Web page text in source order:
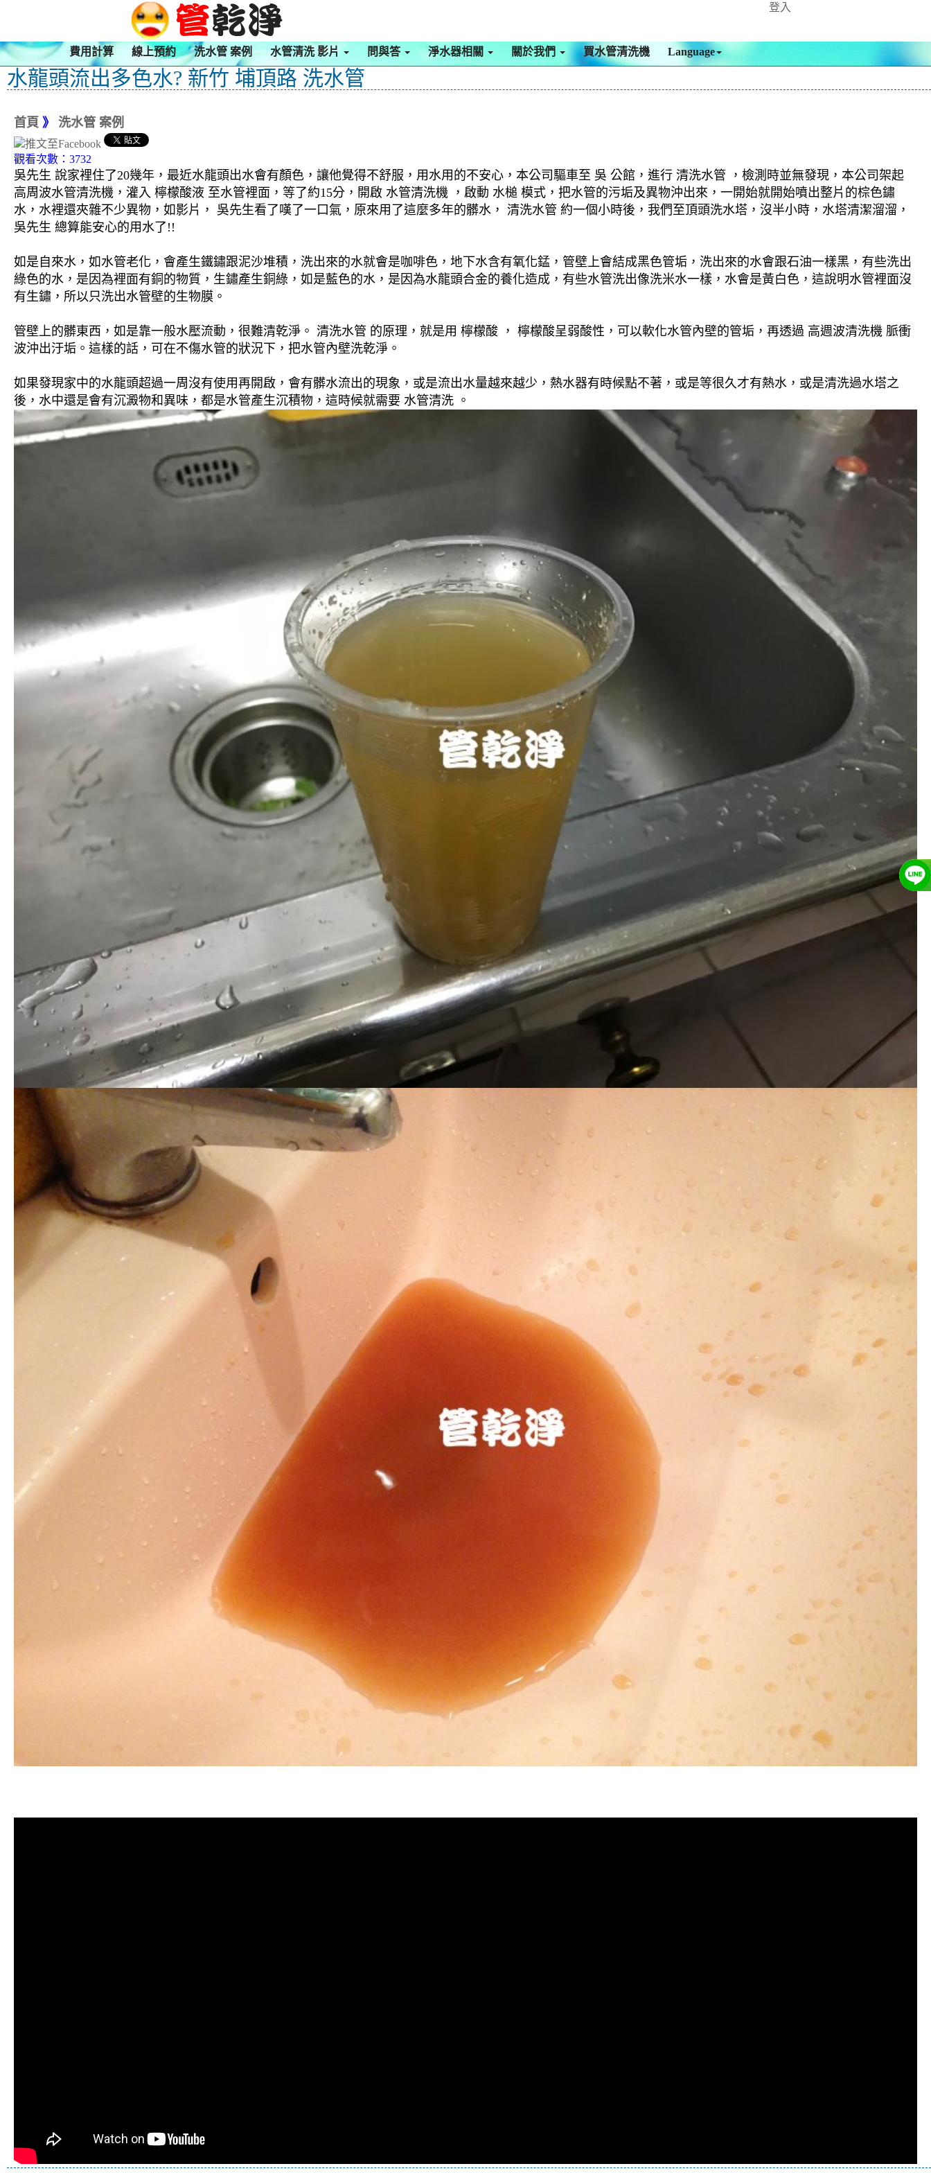
登入
費用計算 線上預約 洗水管 案例 水管清洗 影片 問與答 淨水器相關 關於我們 買水管清洗機 Language
水龍頭流出多色水? 新竹 埔頂路 洗水管
首頁 》 洗水管 案例
觀看次數：3732
吳先生 說家裡住了20幾年，最近水龍頭出水會有顏色，讓他覺得不舒服，用水用的不安心，本公司驅車至 吳 公館，進行 清洗水管 ，檢測時並無發現，本公司架起
高周波水管清洗機，灌入 檸檬酸液 至水管裡面，等了約15分，開啟 水管清洗機 ，啟動 水槌 模式，把水管的污垢及異物沖出來，一開始就開始噴出整片的棕色鏽
水，水裡還夾雜不少異物，如影片， 吳先生看了嘆了一口氣，原來用了這麼多年的髒水， 清洗水管 約一個小時後，我們至頂頭洗水塔，沒半小時，水塔清潔溜溜，
吳先生 總算能安心的用水了!!
如是自來水，如水管老化，會產生鐵鏽跟泥沙堆積，洗出來的水就會是咖啡色，地下水含有氧化錳，管壁上會結成黑色管垢，洗出來的水會跟石油一樣黑，有些洗出
綠色的水，是因為裡面有銅的物質，生鏽產生銅綠，如是藍色的水，是因為水龍頭合金的養化造成，有些水管洗出像洗米水一樣，水會是黃白色，這說明水管裡面沒
有生鏽，所以只洗出水管壁的生物膜。
管壁上的髒東西，如是靠一般水壓流動，很難清乾淨。 清洗水管 的原理，就是用 檸檬酸 ， 檸檬酸呈弱酸性，可以軟化水管內壁的管垢，再透過 高週波清洗機 脈衝
波沖出汙垢。這樣的話，可在不傷水管的狀況下，把水管內壁洗乾淨。
如果發現家中的水龍頭超過一周沒有使用再開啟，會有髒水流出的現象，或是流出水量越來越少，熱水器有時候點不著，或是等很久才有熱水，或是清洗過水塔之
後，水中還是會有沉澱物和異味，都是水管產生沉積物，這時候就需要 水管清洗 。